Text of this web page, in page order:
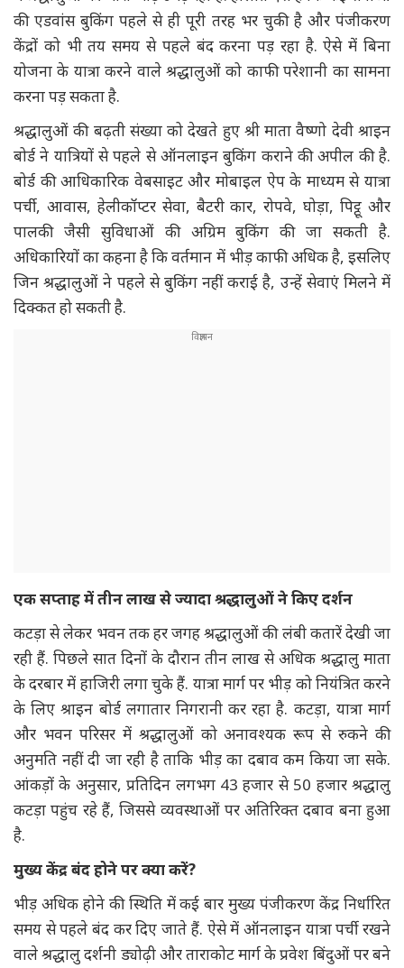
की एडवांस बुकिंग पहले से ही पूरी तरह भर चुकी है और पंजीकरण
केंद्रों को भी तय समय से पहले बंद करना पड़ रहा है. ऐसे में बिना
योजना के यात्रा करने वाले श्रद्धालुओं को काफी परेशानी का सामना
करना पड़ सकता है.
श्रद्धालुओं की बढ़ती संख्या को देखते हुए श्री माता वैष्णो देवी श्राइन
बोर्ड ने यात्रियों से पहले से ऑनलाइन बुकिंग कराने की अपील की है.
बोर्ड की आधिकारिक वेबसाइट और मोबाइल ऐप के माध्यम से यात्रा
पर्ची, आवास, हेलीकॉप्टर सेवा, बैटरी कार, रोपवे, घोड़ा, पिट्ठू और
पालकी जैसी सुविधाओं की अग्रिम बुकिंग की जा सकती है.
अधिकारियों का कहना है कि वर्तमान में भीड़ काफी अधिक है, इसलिए
जिन श्रद्धालुओं ने पहले से बुकिंग नहीं कराई है, उन्हें सेवाएं मिलने में
दिक्कत हो सकती है.
एक सप्ताह में तीन लाख से ज्यादा श्रद्धालुओं ने किए दर्शन
कटड़ा से लेकर भवन तक हर जगह श्रद्धालुओं की लंबी कतारें देखी जा
रही हैं. पिछले सात दिनों के दौरान तीन लाख से अधिक श्रद्धालु माता
के दरबार में हाजिरी लगा चुके हैं. यात्रा मार्ग पर भीड़ को नियंत्रित करने
के लिए श्राइन बोर्ड लगातार निगरानी कर रहा है. कटड़ा, यात्रा मार्ग
और भवन परिसर में श्रद्धालुओं को अनावश्यक रूप से रुकने की
अनुमति नहीं दी जा रही है ताकि भीड़ का दबाव कम किया जा सके.
आंकड़ों के अनुसार, प्रतिदिन लगभग 43 हजार से 50 हजार श्रद्धालु
कटड़ा पहुंच रहे हैं, जिससे व्यवस्थाओं पर अतिरिक्त दबाव बना हुआ
है.
मुख्य केंद्र बंद होने पर क्या करें?
भीड़ अधिक होने की स्थिति में कई बार मुख्य पंजीकरण केंद्र निर्धारित
समय से पहले बंद कर दिए जाते हैं. ऐसे में ऑनलाइन यात्रा पर्ची रखने
वाले श्रद्धालु दर्शनी ड्योढ़ी और ताराकोट मार्ग के प्रवेश बिंदुओं पर बने